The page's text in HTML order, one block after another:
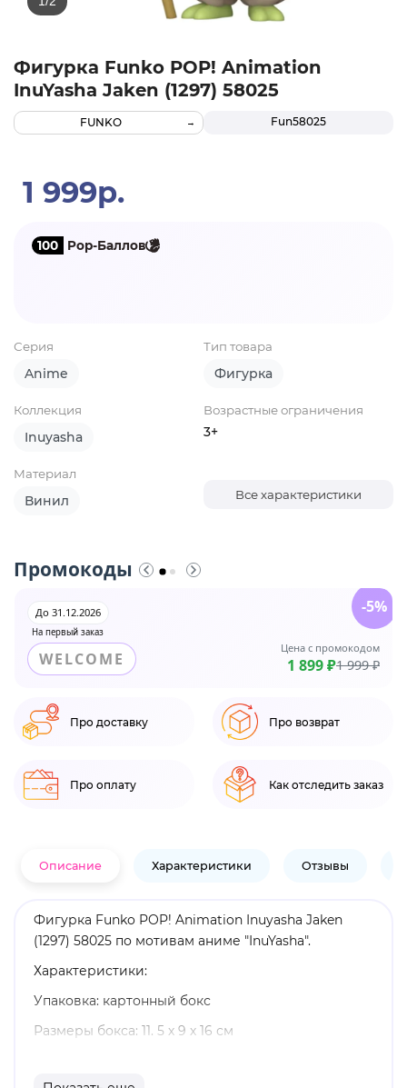
Фигурка Funko POP! Animation
InuYasha Jaken (1297) 58025
Fun58025
FUNKO
1 999р.
100 Pop-Баллов
Серия
Anime
Тип товара
Фигурка
Коллекция
Inuyasha
Возрастные ограничения
3+
Материал
Винил Все характеристики
Промокоды
На первый заказ
До 31.12.2026
WELCOME
Цена с промокодом
1 899 ₽1 999 ₽
-5%
Про доставку Про возврат
Про оплату Как отследить заказ
Описание Характеристики Отзывы
Фигурка Funko POP! Animation Inuyasha Jaken
(1297) 58025 по мотивам аниме "InuYasha".
Характеристики:
Упаковка: картонный бокс
Размеры бокса: 11. 5 х 9 х 16 см